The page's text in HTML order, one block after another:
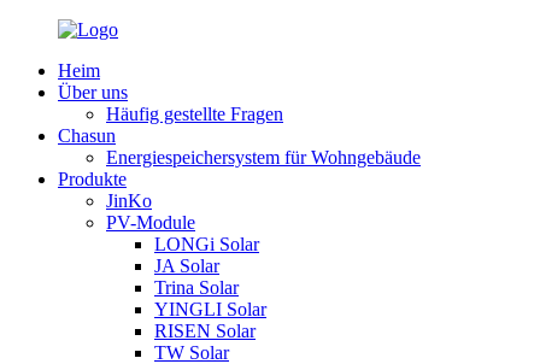
Heim
Über uns
Häufig gestellte Fragen
Chasun
Energiespeichersystem für Wohngebäude
Produkte
JinKo
PV-Module
LONGi Solar
JA Solar
Trina Solar
YINGLI Solar
RISEN Solar
TW Solar